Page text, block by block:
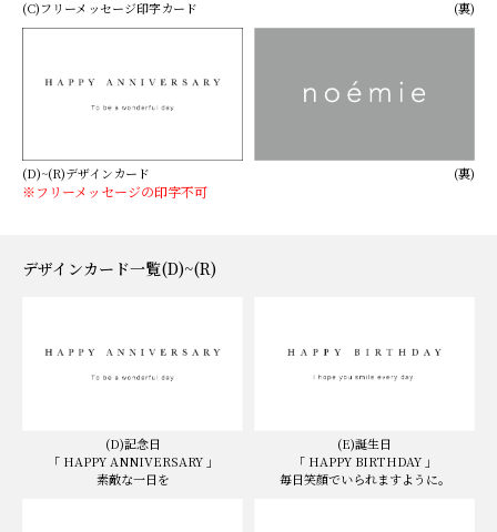
(C)フリーメッセージ印字カード (裏)
(D)~(R)デザインカード (裏)
※フリーメッセージの印字不可
デザインカード一覧(D)~(R)
(D)記念日
「 HAPPY ANNIVERSARY 」
素敵な一日を
(E)誕生日
「 HAPPY BIRTHDAY 」
毎日笑顔でいられますように。